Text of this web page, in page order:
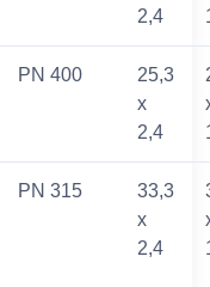
2,4
PN 400
25,3
x
2,4
PN 315
33,3
x
2,4